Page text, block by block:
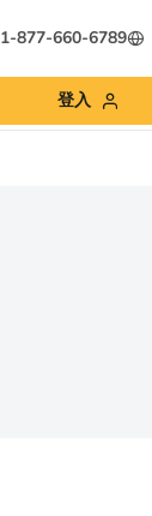
1-877-660-6789
登入